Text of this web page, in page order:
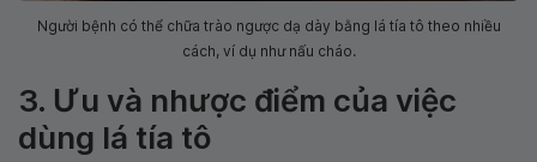
Người bệnh có thể chữa trào ngược dạ dày bằng lá tía tô theo nhiều
cách, ví dụ như nấu cháo.
3. Ưu và nhược điểm của việc
dùng lá tía tô